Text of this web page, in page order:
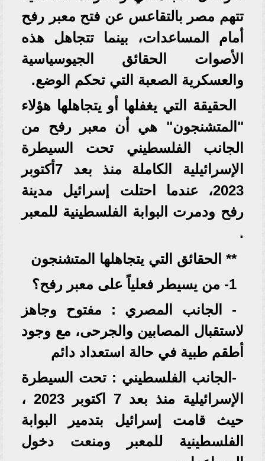
تتهم مصر بالتقاعس عن فتح معبر رفح
أمام المساعدات، بينما تتجاهل هذه
الأصوات الحقائق الجيوسياسية
والعسكرية الصعبة التي تحكم الوضع.
الحقيقة التي يغفلها أو يتجاهلها هؤلاء
"المتشنجون" هي أن معبر رفح من
الجانب الفلسطيني تحت السيطرة
الإسرائيلية الكاملة منذ بعد 7أكتوبر
2023، عندما احتلت إسرائيل مدينة
رفح ودمرت البوابة الفلسطينية للمعبر
.
** الحقائق التي يتجاهلها المتشنجون
1- من يسيطر فعلياً على معبر رفح؟
- الجانب المصري : مفتوح وجاهز
لاستقبال المصابين والجرحى، مع وجود
أطقم طبية في حالة استعداد دائم
-الجانب الفلسطيني : تحت السيطرة
الإسرائيلية منذ بعد 7 اكتوبر 2023 ،
حيث قامت إسرائيل بتدمير البوابة
الفلسطينية للمعبر ومنعت دخول